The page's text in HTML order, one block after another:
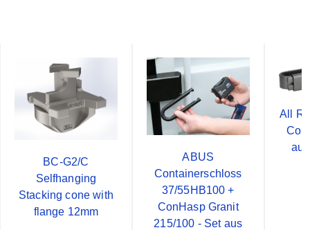
BC-G2/C
Selfhanging
Stacking cone with
flange 12mm
ABUS
Containerschloss
37/55HB100 +
ConHasp Granit
215/100 - Set aus
All